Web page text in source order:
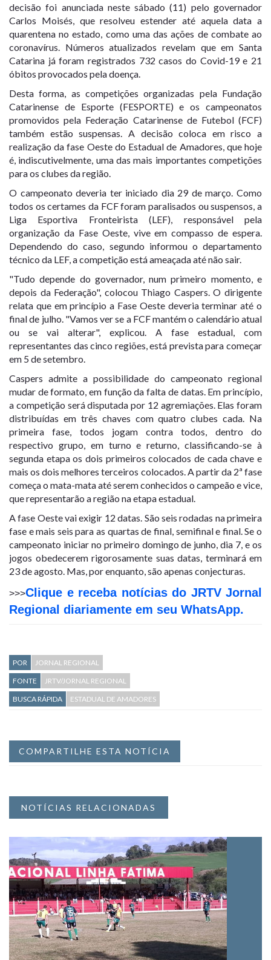
decisão foi anunciada neste sábado (11) pelo governador
Carlos Moisés, que resolveu estender até aquela data a
quarentena no estado, como uma das ações de combate ao
coronavírus. Números atualizados revelam que em Santa
Catarina já foram registrados 732 casos do Covid-19 e 21
óbitos provocados pela doença.
Desta forma, as competições organizadas pela Fundação
Catarinense de Esporte (FESPORTE) e os campeonatos
promovidos pela Federação Catarinense de Futebol (FCF)
também estão suspensas. A decisão coloca em risco a
realização da fase Oeste do Estadual de Amadores, que hoje
é, indiscutivelmente, uma das mais importantes competições
para os clubes da região.
O campeonato deveria ter iniciado dia 29 de março. Como
todos os certames da FCF foram paralisados ou suspensos, a
Liga Esportiva Fronteirista (LEF), responsável pela
organização da Fase Oeste, vive em compasso de espera.
Dependendo do caso, segundo informou o departamento
técnico da LEF, a competição está ameaçada até não sair.
"Tudo depende do governador, num primeiro momento, e
depois da Federação", colocou Thiago Caspers. O dirigente
relata que em princípio a Fase Oeste deveria terminar até o
final de julho. "Vamos ver se a FCF mantém o calendário atual
ou se vai alterar", explicou. A fase estadual, com
representantes das cinco regiões, está prevista para começar
em 5 de setembro.
Caspers admite a possibilidade do campeonato regional
mudar de formato, em função da falta de datas. Em princípio,
a competição será disputada por 12 agremiações. Elas foram
distribuídas em três chaves com quatro clubes cada. Na
primeira fase, todos jogam contra todos, dentro do
respectivo grupo, em turno e returno, classificando-se à
segunda etapa os dois primeiros colocados de cada chave e
mais os dois melhores terceiros colocados. A partir da 2ª fase
começa o mata-mata até serem conhecidos o campeão e vice,
que representarão a região na etapa estadual.
A fase Oeste vai exigir 12 datas. São seis rodadas na primeira
fase e mais seis para as quartas de final, semifinal e final. Se o
campeonato iniciar no primeiro domingo de junho, dia 7, e os
jogos obedecerem rigorosamente suas datas, terminará em
23 de agosto. Mas, por enquanto, são apenas conjecturas.
>>>Clique e receba notícias do JRTV Jornal
Regional diariamente em seu WhatsApp.
POR
JORNAL REGIONAL
FONTE
JRTV/JORNAL REGIONAL
BUSCA RÁPIDA
ESTADUAL DE AMADORES
COMPARTILHE ESTA NOTÍCIA
NOTÍCIAS RELACIONADAS